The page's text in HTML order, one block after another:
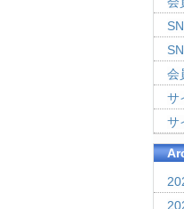
会
サ
サ